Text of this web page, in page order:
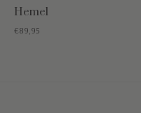
Hemel
€89,95